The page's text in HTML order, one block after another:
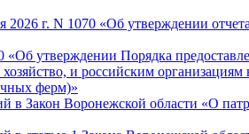
г. N 1070 «Об утверждении
утверждении Порядка
и российским
ферм)»
Закон Воронежской области «О